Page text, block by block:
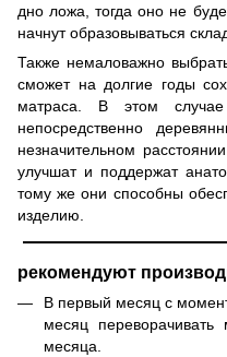
дно ложа, тогда оно не
начнут образовываться
Также немаловажно
сможет на долгие годы
матраса. В этом
непосредственно
незначительном
улучшат и поддержат
тому же они способны
изделию.
рекомендуют
В первый месяц с
месяц
месяца.